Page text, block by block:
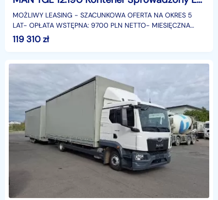
MOŻLIWY LEASING - SZACUNKOWA OFERTA NA OKRES 5
LAT- OPŁATA WSTĘPNA: 9700 PLN NETTO- MIESIĘCZNA
RATA: 1809 PLN NETTO- LICZBA RAT: 60- WARTOŚC
WYKUPU: 970 PLN NET
119 310zł